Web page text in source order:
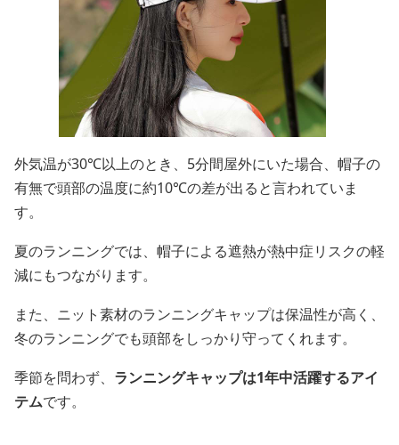
外気温が30℃以上のとき、5分間屋外にいた場合、帽子の
有無で頭部の温度に約10℃の差が出ると言われていま
す。
夏のランニングでは、帽子による遮熱が熱中症リスクの軽
減にもつながります。
また、ニット素材のランニングキャップは保温性が高く、
冬のランニングでも頭部をしっかり守ってくれます。
季節を問わず、 ランニングキャップは1年中活躍するアイ
テムです。